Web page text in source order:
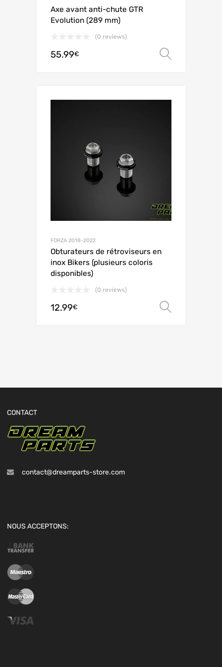
Axe avant anti-chute GTR
Evolution (289 mm)
(0 reviews)
55.99€
FORZA 2018-2022
Obturateurs de rétroviseurs en
inox Bikers (plusieurs coloris
disponibles)
(0 reviews)
12.99€
CONTACT
contact@dreamparts-store.com
NOUS ACCEPTONS: